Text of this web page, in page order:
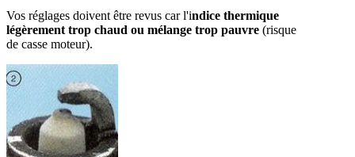
Vos réglages doivent être revus car l'indice thermique
légèrement trop chaud ou mélange trop pauvre (risque
de casse moteur).